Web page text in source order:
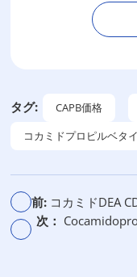
タグ: CAPB価格
コカミドプロピルベタ
前: コカミドDEA
次：